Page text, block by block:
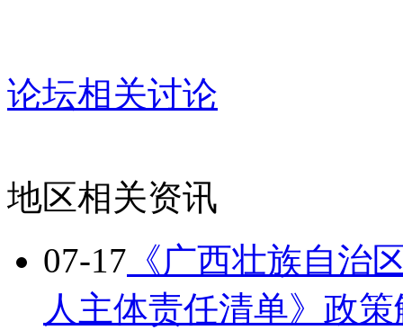
论坛相关讨论
地区相关资讯
07-17 《广西壮族自治
人主体责任清单》政